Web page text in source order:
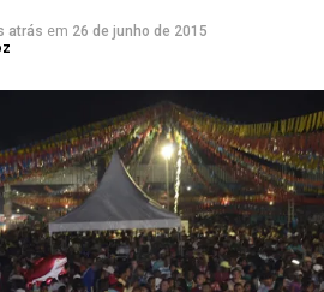
atrás em 26 de junho de 2015